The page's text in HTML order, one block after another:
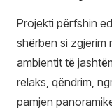
Projekti përfshin
shërben si zgjerim
ambientit të
relaks, qëndrim,
pamjen